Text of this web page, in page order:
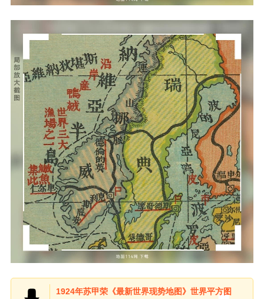
1924年苏甲荣《最新世界现势地图》世界平方图